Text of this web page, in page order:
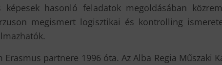
hasonló feladatok megoldásában
megismert logisztikai és kontrolling
partnere 1996 óta. Az Alba Regia Műszaki